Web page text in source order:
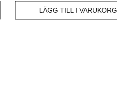
LÄGG TILL I VARUKORG